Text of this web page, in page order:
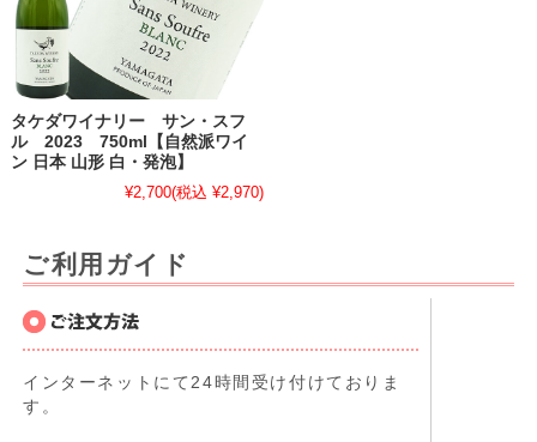
タケダワイナリー サン・スフ
ル 2023 750ml【自然派ワイ
ン 日本 山形 白・発泡】
¥2,700(税込 ¥2,970)
ご利用ガイド
インターネットにて24時間受け付けておりま
す。